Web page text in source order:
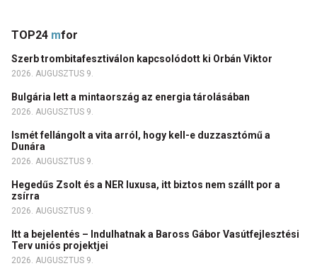
TOP24 mfor
Szerb trombitafesztiválon kapcsolódott ki Orbán Viktor
2026. AUGUSZTUS 9.
Bulgária lett a mintaország az energia tárolásában
2026. AUGUSZTUS 9.
Ismét fellángolt a vita arról, hogy kell-e duzzasztómű a
Dunára
2026. AUGUSZTUS 9.
Hegedűs Zsolt és a NER luxusa, itt biztos nem szállt por a
zsírra
2026. AUGUSZTUS 9.
Itt a bejelentés – Indulhatnak a Baross Gábor Vasútfejlesztési
Terv uniós projektjei
2026. AUGUSZTUS 9.